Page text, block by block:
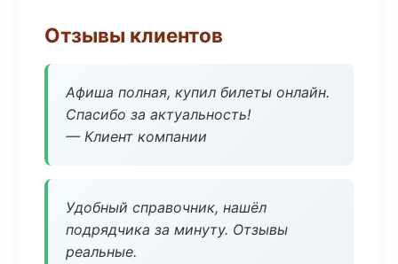
Отзывы клиентов
Афиша полная, купил билеты онлайн.
Спасибо за актуальность!
— Клиент компании
Удобный справочник, нашёл
подрядчика за минуту. Отзывы
реальные.